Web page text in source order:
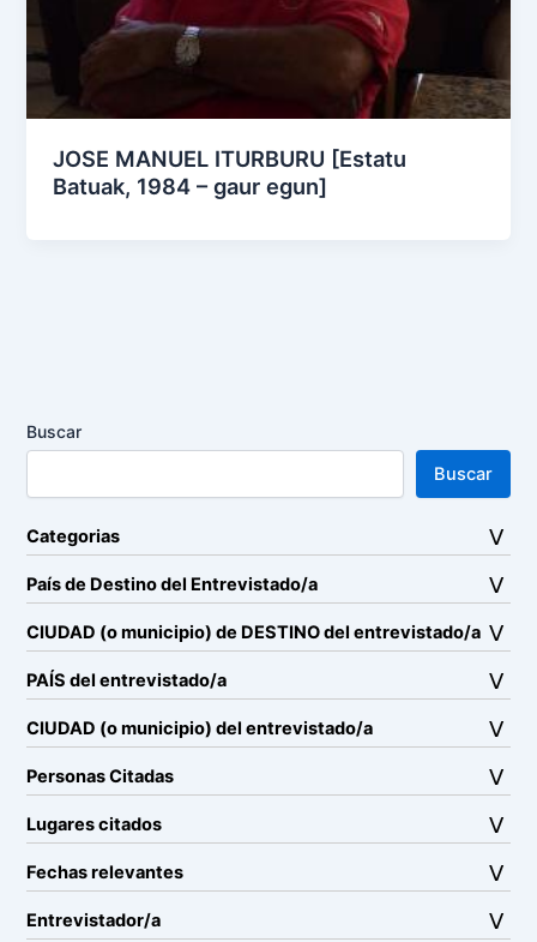
JOSE MANUEL ITURBURU [Estatu
Batuak, 1984 – gaur egun]
Buscar
Buscar
Categorias
País de Destino del Entrevistado/a
CIUDAD (o municipio) de DESTINO del entrevistado/a
PAÍS del entrevistado/a
CIUDAD (o municipio) del entrevistado/a
Personas Citadas
Lugares citados
Fechas relevantes
Entrevistador/a